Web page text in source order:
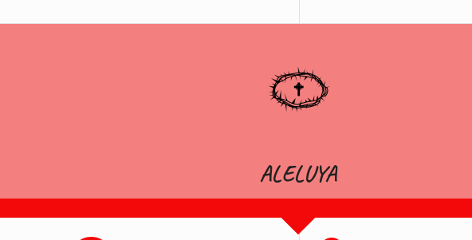
ALELUYA